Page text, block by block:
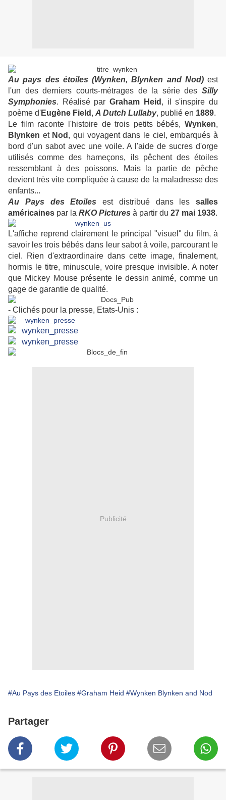
Au pays des étoiles (Wynken, Blynken and Nod) est
l'un des derniers courts-métrages de la série des Silly
Symphonies. Réalisé parGraham Heid , il s'inspire du
poème d'Eugène Field , A Dutch Lullaby, publié en 1889.
Le film raconte l'histoire de trois petits bébés, Wynken,
Blynken et Nod , qui voyagent dans le ciel, embarqués à
bord d'un sabot avec une voile. A l'aide de sucres d'orge
utilisés comme des hameçons, ils pêchent des étoiles
ressemblant à des poissons. Mais la partie de pêche
devient très vite compliquée à cause de la maladresse des
enfants...
Au Pays des Etoiles est distribué dans les salles
américaines par la RKO Pictures à partir du 27 mai 1938.
L'affiche reprend clairement le principal "visuel" du film, à
savoir les trois bébés dans leur sabot à voile, parcourant le
ciel. Rien d'extraordinaire dans cette image, finalement,
hormis le titre, minuscule, voire presque invisible. A noter
que Mickey Mouse présente le dessin animé, comme un
gage de garantie de qualité.
- Clichés pour la presse, Etats-Unis :
Publicité
#Au Pays des Etoiles #Graham Heid #Wynken Blynken and Nod
Partager